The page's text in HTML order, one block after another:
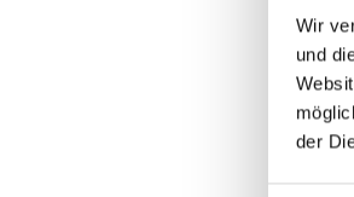
Wir
und
der